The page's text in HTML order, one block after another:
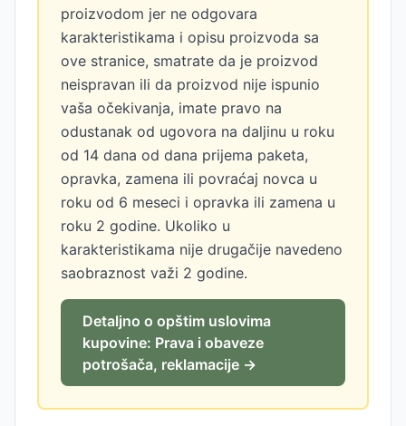
proizvodom jer ne odgovara
karakteristikama i opisu proizvoda sa
ove stranice, smatrate da je proizvod
neispravan ili da proizvod nije ispunio
vaša očekivanja, imate pravo na
odustanak od ugovora na daljinu u roku
od 14 dana od dana prijema paketa,
opravka, zamena ili povraćaj novca u
roku od 6 meseci i opravka ili zamena u
roku 2 godine. Ukoliko u
karakteristikama nije drugačije navedeno
saobraznost važi 2 godine.
Detaljno o opštim uslovima
kupovine: Prava i obaveze
potrošača, reklamacije →